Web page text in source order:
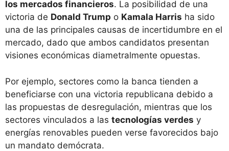
los mercados financieros. La posibilidad de una
victoria de Donald Trump o Kamala Harris ha sido
una de las principales causas de incertidumbre en el
mercado, dado que ambos candidatos presentan
visiones económicas diametralmente opuestas.
Por ejemplo, sectores como la banca tienden a
beneficiarse con una victoria republicana debido a
las propuestas de desregulación, mientras que los
sectores vinculados a las tecnologías verdes y
energías renovables pueden verse favorecidos bajo
un mandato demócrata.